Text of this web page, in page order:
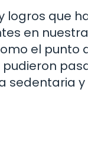
logros que
en nuestra
el punto
pudieron
sedentaria y